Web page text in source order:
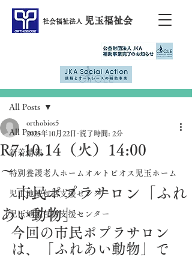
社会福祉法人 児玉福祉会
All Posts
新着情報
特別養護老人ホームオルトビオス児玉ホーム
児玉地域包括支援センター
児玉地域包括支援センター
All Posts
R7.10.14（火）14:00
～
市民ポプラサロン「ふれ
あい動物」
orthobios5
2025年10月22日 読了時間: 2分
今回の市民ポプラサロン
は、「ふれあい動物」で